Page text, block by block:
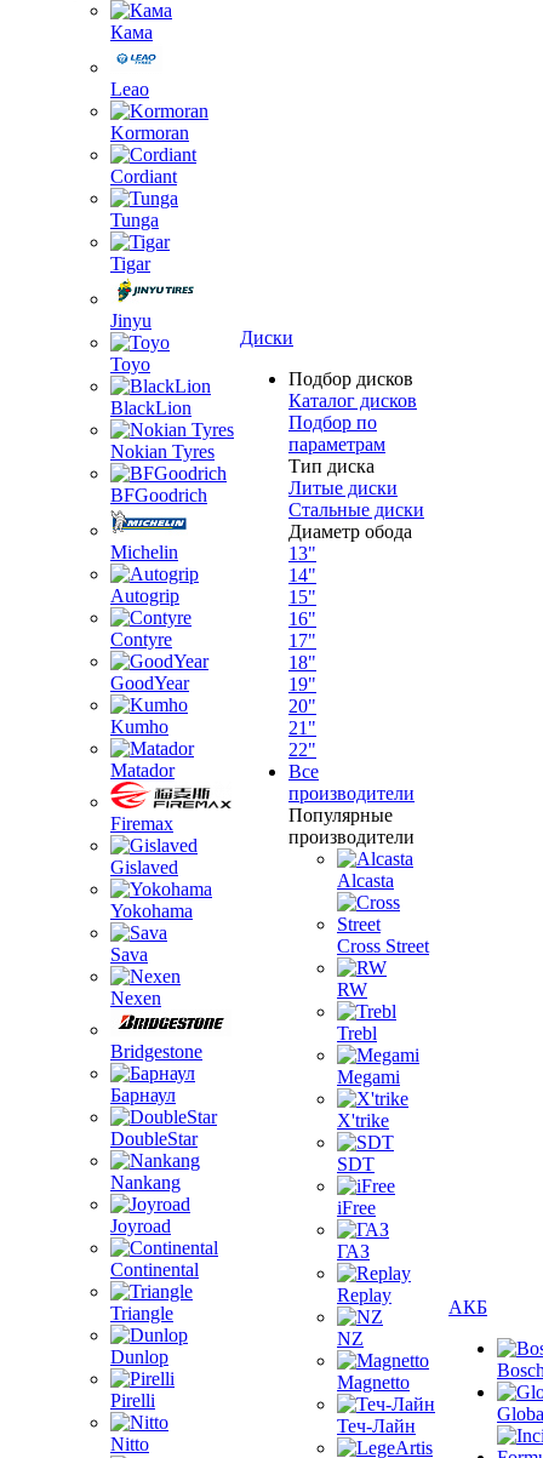
Кама
Leao
Kormoran
Cordiant
Tunga
Tigar
Jinyu
Toyo
BlackLion
Nokian Tyres
BFGoodrich
Michelin
Autogrip
Contyre
GoodYear
Kumho
Matador
Firemax
Gislaved
Yokohama
Sava
Nexen
Bridgestone
Барнаул
DoubleStar
Nankang
Joyroad
Continental
Triangle
Dunlop
Pirelli
Nitto
Диски
Подбор дисков
Каталог дисков
Подбор по
параметрам
Тип диска
Литые диски
Стальные диски
Диаметр обода
13"
14"
15"
16"
17"
18"
19"
20"
21"
22"
Все
производители
Популярные
производители
Alcasta
Cross Street
RW
Trebl
Megami
X'trike
SDT
iFree
ГАЗ
Replay
NZ
Magnetto
Теч-Лайн
АКБ